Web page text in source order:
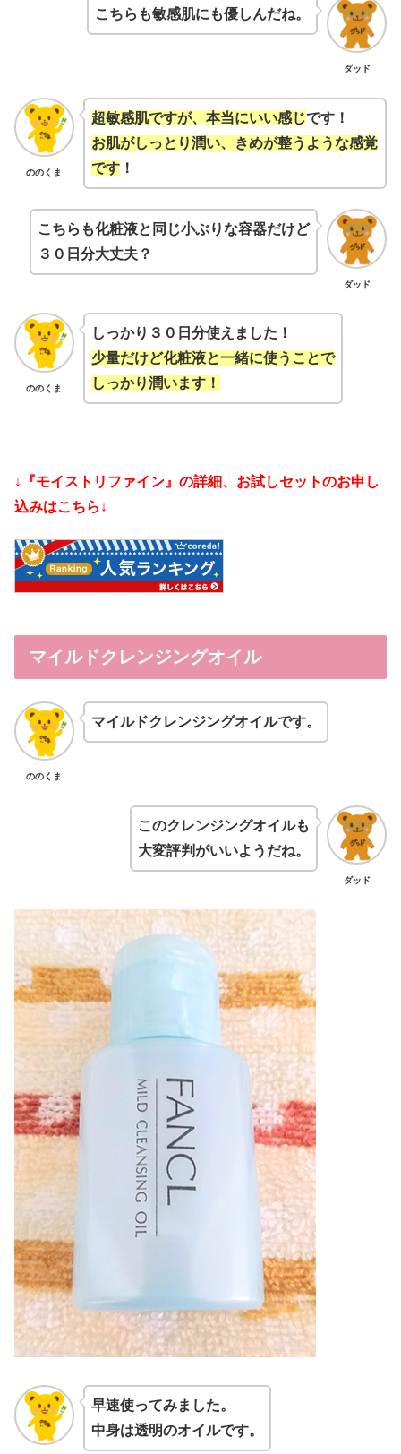
ダッド
こちらも敏感肌にも優しんだね。
ののくま
超敏感肌ですが、本当にいい感じです！
お肌がしっとり潤い、きめが整うような感覚
です！
ダッド
こちらも化粧液と同じ小ぶりな容器だけど
３０日分大丈夫？
ののくま
しっかり３０日分使えました！
少量だけど化粧液と一緒に使うことで
しっかり潤います！
↓『モイストリファイン』の詳細、お試しセットのお申し
込みはこちら↓
マイルドクレンジングオイル
ののくま
マイルドクレンジングオイルです。
ダッド
このクレンジングオイルも
大変評判がいいようだね。
早速使ってみました。
中身は透明のオイルです。